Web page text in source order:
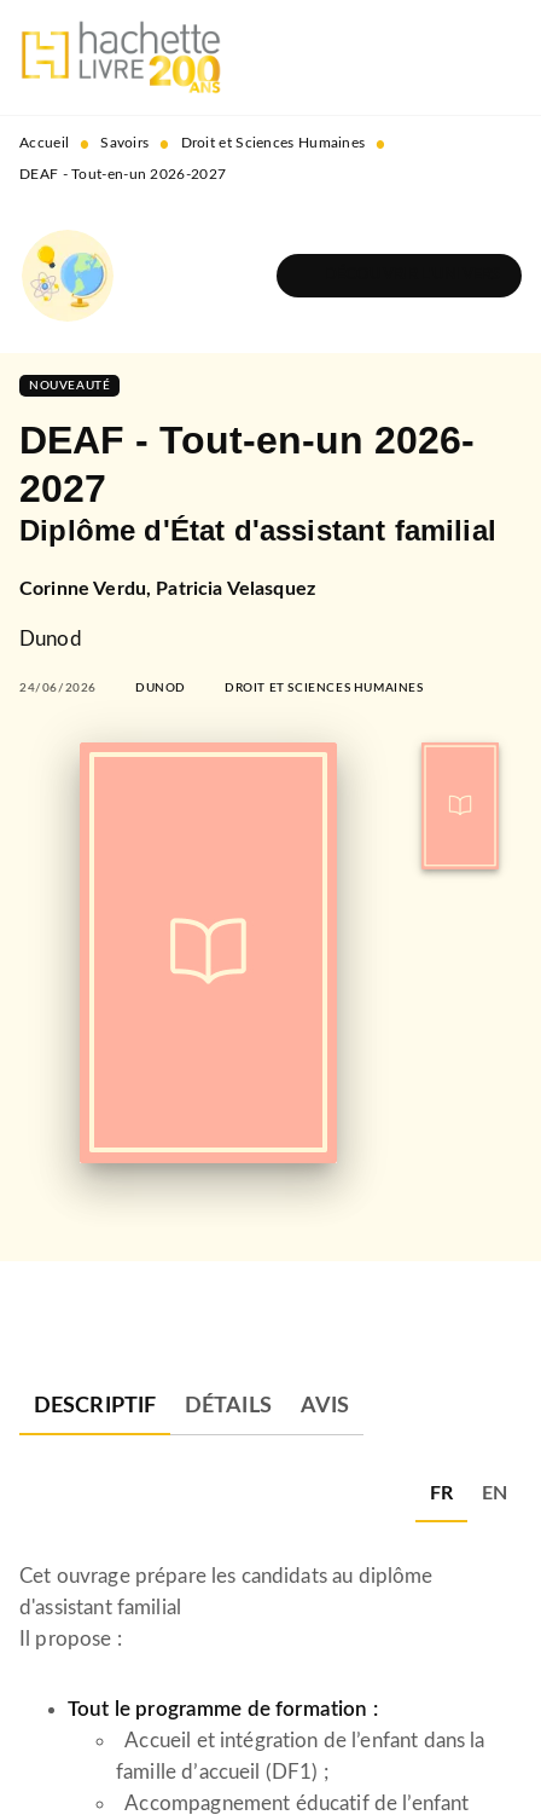
MENU RECHERCHE
PIED DE PAGE
Accueil • Savoirs • Droit et Sciences Humaines •
DEAF - Tout-en-un 2026-2027
NOUVEAUTÉ
DEAF - Tout-en-un 2026-
2027
Diplôme d'État d'assistant familial
Corinne Verdu, Patricia Velasquez
Dunod
24/06/2026 DUNOD DROIT ET SCIENCES HUMAINES
DESCRIPTIF DÉTAILS AVIS
FR EN
Cet ouvrage prépare les candidats au diplôme
d'assistant familial
Il propose :
Tout le programme de formation :
Accueil et intégration de l’enfant dans la
famille d’accueil (DF1) ;
Accompagnement éducatif de l’enfant